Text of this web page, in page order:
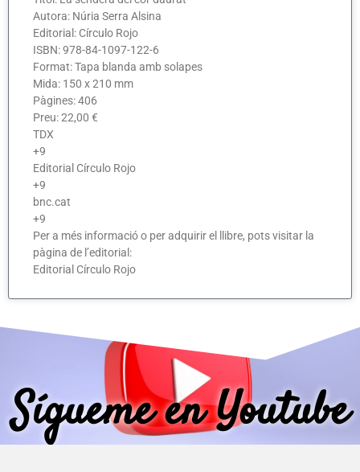
Autora: Núria Serra Alsina
Editorial: Círculo Rojo
ISBN: 978-84-1097-122-6
Format: Tapa blanda amb solapes
Mida: 150 x 210 mm
Pàgines: 406
Preu: 22,00 €​
TDX
+9
Editorial Círculo Rojo
+9
bnc.cat
+9
Per a més informació o per adquirir el llibre, pots visitar la
pàgina de l’editorial:
Editorial Círculo Rojo
Sígueme en Youtube